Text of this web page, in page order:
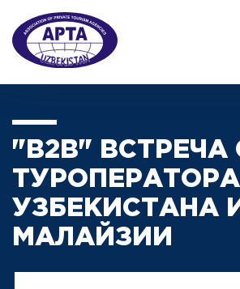
"B2B" ВСТРЕЧА
УЗБЕКИСТАНА И
МАЛАЙЗИИ